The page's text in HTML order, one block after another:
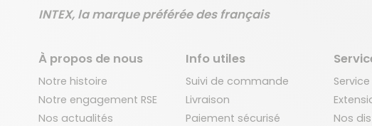
INTEX, la marque préférée des français
À propos de nous
Notre histoire
Notre engagement RSE
Nos actualités
Info utiles
Suivi de commande
Livraison
Paiement sécurisé
Nos